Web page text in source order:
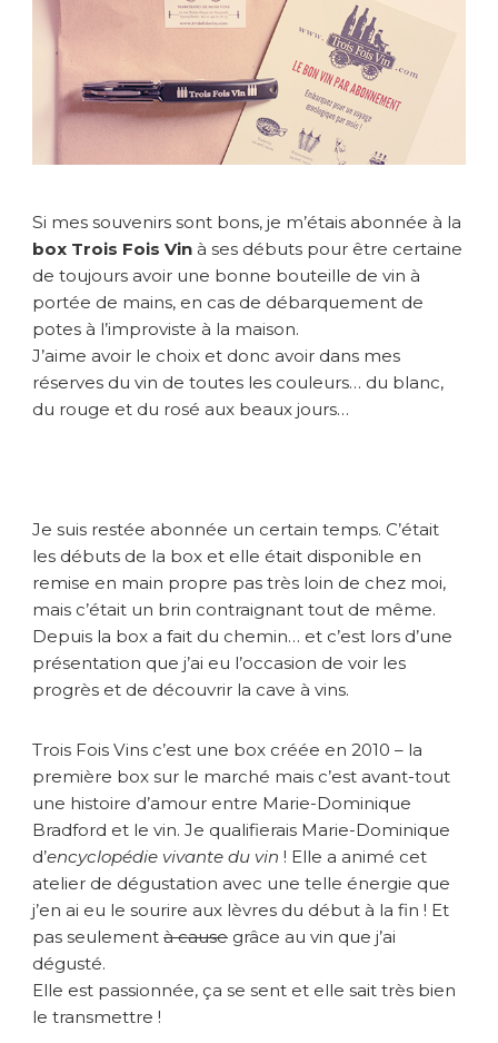
o
g
i
q
u
v
e
c
l
b
x
T
F
o
i
s
n
Si mes souvenirs sont bons, je m’étais abonnée à la
box Trois Fois Vin à ses débuts pour être certaine
de toujours avoir une bonne bouteille de vin à
portée de mains, en cas de débarquement de
potes à l’improviste à la maison.
J’aime avoir le choix et donc avoir dans mes
réserves du vin de toutes les couleurs… du blanc,
du rouge et du rosé aux beaux jours…
Je suis restée abonnée un certain temps. C’était
les débuts de la box et elle était disponible en
remise en main propre pas très loin de chez moi,
mais c’était un brin contraignant tout de même.
Depuis la box a fait du chemin… et c’est lors d’une
présentation que j’ai eu l’occasion de voir les
progrès et de découvrir la cave à vins.
Trois Fois Vins c’est une box créée en 2010 – la
première box sur le marché mais c’est avant-tout
une histoire d’amour entre Marie-Dominique
Bradford et le vin. Je qualifierais Marie-Dominique
d’encyclopédie vivante du vin ! Elle a animé cet
atelier de dégustation avec une telle énergie que
j’en ai eu le sourire aux lèvres du début à la fin ! Et
pas seulement à cause grâce au vin que j’ai
dégusté.
Elle est passionnée, ça se sent et elle sait très bien
le transmettre !